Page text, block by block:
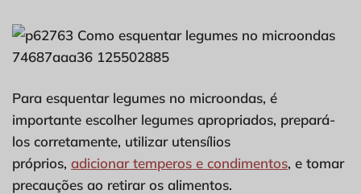
Para esquentar legumes no microondas, é
importante escolher legumes apropriados, prepará-
los corretamente, utilizar utensílios
próprios, adicionar temperos e condimentos, e tomar
precauções ao retirar os alimentos.